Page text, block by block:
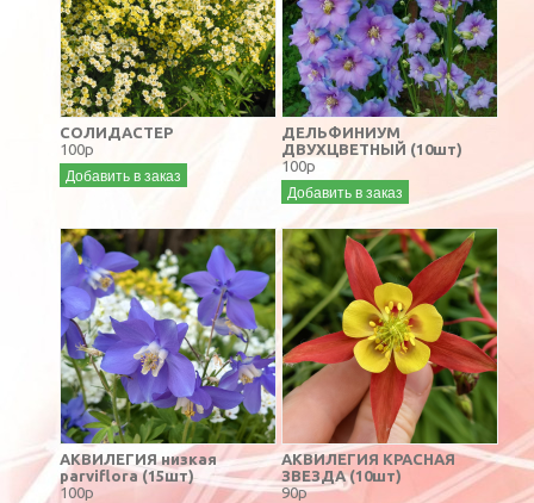
СОЛИДАСТЕР
100р
Добавить в заказ
ДЕЛЬФИНИУМ
ДВУХЦВЕТНЫЙ (10шт)
100р
Добавить в заказ
АКВИЛЕГИЯ низкая
parviflora (15шт)
100р
АКВИЛЕГИЯ КРАСНАЯ
ЗВЕЗДА (10шт)
90р